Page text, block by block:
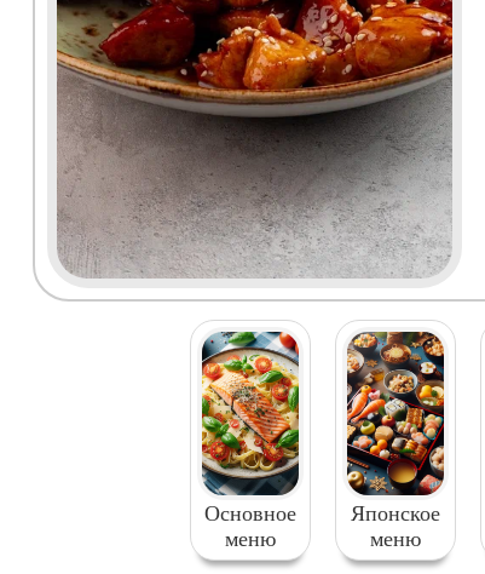
Основное
меню
Японское
меню